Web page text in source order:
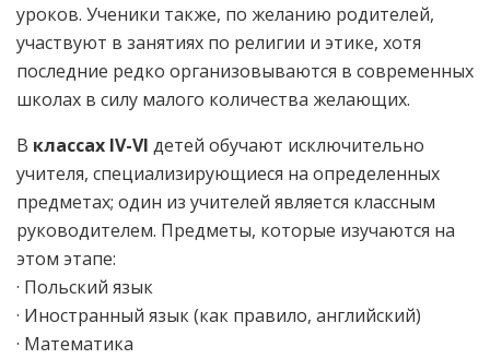
уроков. Ученики также, по желанию родителей,
участвуют в занятиях по религии и этике, хотя
последние редко организовываются в современных
школах в силу малого количества желающих.
В классах IV-VI детей обучают исключительно
учителя, специализирующиеся на определенных
предметах; один из учителей является классным
руководителем. Предметы, которые изучаются на
этом этапе:
· Польский язык
· Иностранный язык (как правило, английский)
· Математика